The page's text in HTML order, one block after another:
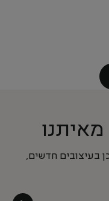
בעיצובים חדשים,